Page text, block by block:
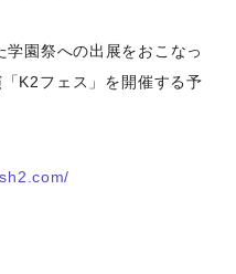
園祭への出展をおこなっ
K2フェス」を開催する予